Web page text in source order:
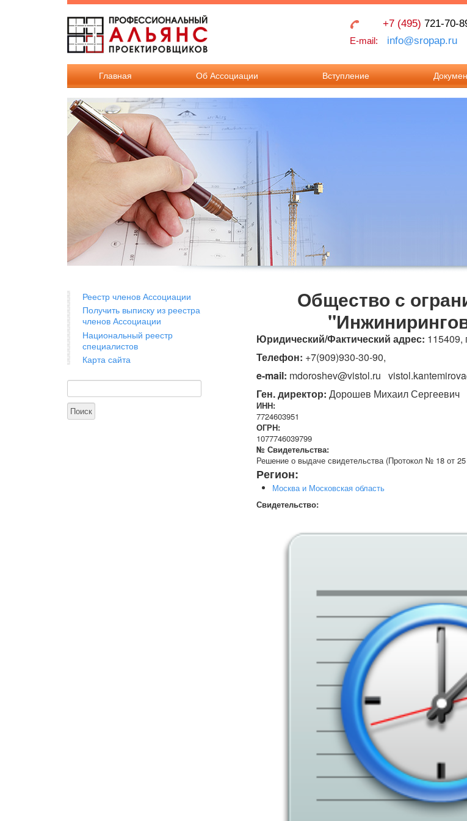
Перейти к основному содержанию
+7 (495) 721-70-
E-mail: info@sropap.ru
Главная Об Ассоциации Вступление
Взносы в Ассоциацию
реестр членов.
Реестр членов Ассоциации
Получить выписку из реестра
членов Ассоциации
Национальный реестр
специалистов
Карта сайта
Форма поиска
Поиск
Общество с
Юридический/Фактический адрес: 115409,
Телефон: +7(909)930-30-90,
e-mail: mdoroshev@vistol.ru
Ген. директор: Дорошев Михаил Сергеевич
ИНН:
7724603951
ОГРН:
1077746039799
№ Свидетельства:
Решение о выдаче свидетельства (Протокол № 18 от
Регион:
Москва и Московская область
Свидетельство: